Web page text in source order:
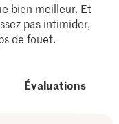
bien meilleur. Et
pas intimider,
de fouet.
Évaluations